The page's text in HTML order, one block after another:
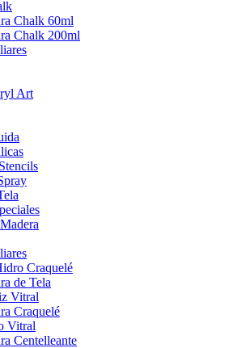
Chalk 60ml
Chalk 200ml
Art
Craquelé
de Tela
Vitral
Craquelé
Vitral
Centelleante